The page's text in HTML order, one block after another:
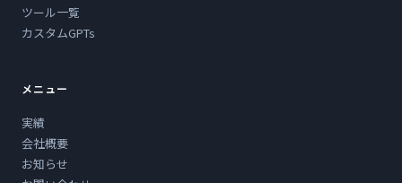
ツール一覧
カスタムGPTs
メニュー
実績
会社概要
お知らせ